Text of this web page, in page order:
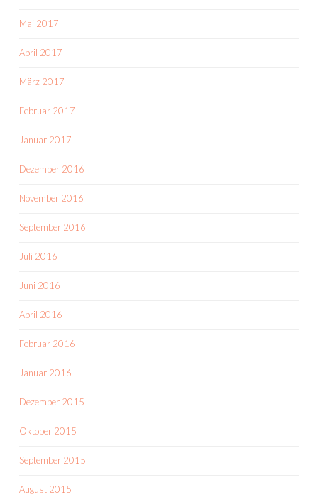
Mai 2017
April 2017
März 2017
Februar 2017
Januar 2017
Dezember 2016
November 2016
September 2016
Juli 2016
Juni 2016
April 2016
Februar 2016
Januar 2016
Dezember 2015
Oktober 2015
September 2015
August 2015